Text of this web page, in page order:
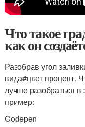
Что такое
как он
Разобрав угол
вида#цвет процент.
лучше разобраться
пример:
Codepen